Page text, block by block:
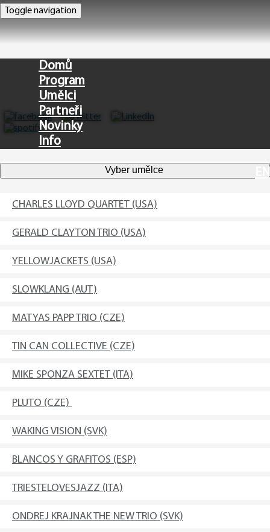
Toggle navigation
Domů
Program
Umělci
Partneři
Novinky
Info
Vyber umělce
CHARLES LLOYD QUARTET (USA)
GERALD CLAYTON TRIO (USA)
YELLOWJACKETS (USA)
SLOWKLANG (AUT)
MATYAS PAPP TRIO (CZE)
TIN CAN COLLECTIVE (CZE)
MIKE SPONZA SEXTET (ITA)
PLUTO (CZE)
WAKING VISION (SVK)
BLANCOS Y GRAFITOS (ESP)
TRIESTELOVESJAZZ (ITA)
ONDREJ KRAJNAK THE NEW TRIO (SVK)